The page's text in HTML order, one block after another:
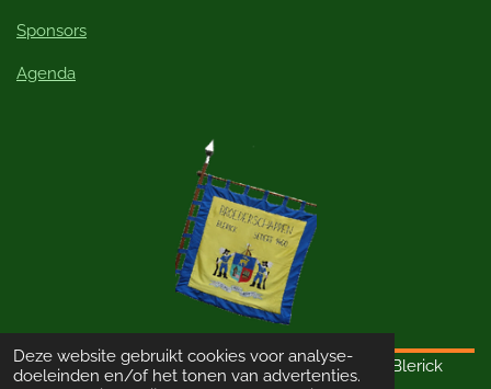
Deze website gebruikt cookies voor analyse-
doeleinden en/of het tonen van advertenties.
Sponsors
Agenda
© 2023 - 2026 Schutterij Sint Thomas van Aquino Blerick